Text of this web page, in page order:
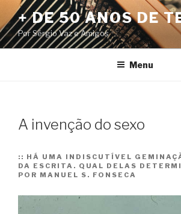
Pular
para
o
conteúdo
+ DE 50 ANOS DE
Por Sérgio Vaz e Amigos
Menu
A invenção do sexo
:: HÁ UMA INDISCUTÍVEL
DA ESCRITA. QUAL DELAS
POR MANUEL S. FONSECA